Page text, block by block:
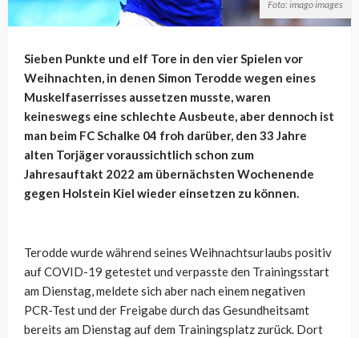
Foto: imago images
Sieben Punkte und elf Tore in den vier Spielen vor
Weihnachten, in denen Simon Terodde wegen eines
Muskelfaserrisses aussetzen musste, waren
keineswegs eine schlechte Ausbeute, aber dennoch ist
man beim FC Schalke 04 froh darüber, den 33 Jahre
alten Torjäger voraussichtlich schon zum
Jahresauftakt 2022 am übernächsten Wochenende
gegen Holstein Kiel wieder einsetzen zu können.
Terodde wurde während seines Weihnachtsurlaubs positiv
auf COVID-19 getestet und verpasste den Trainingsstart
am Dienstag, meldete sich aber nach einem negativen
PCR-Test und der Freigabe durch das Gesundheitsamt
bereits am Dienstag auf dem Trainingsplatz zurück. Dort